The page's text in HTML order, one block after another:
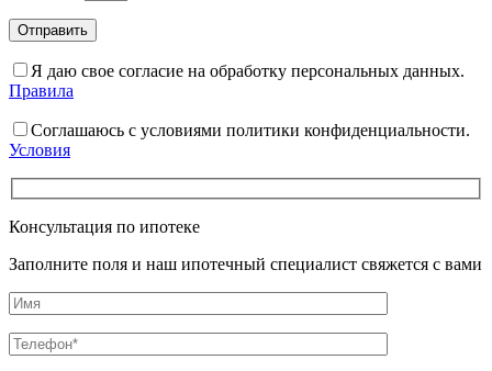
Я даю свое согласие на обработку персональных данных.
Правила
Соглашаюсь с условиями политики конфиденциальности.
Условия
Консультация по ипотеке
Заполните поля и наш ипотечный специалист свяжется с вами